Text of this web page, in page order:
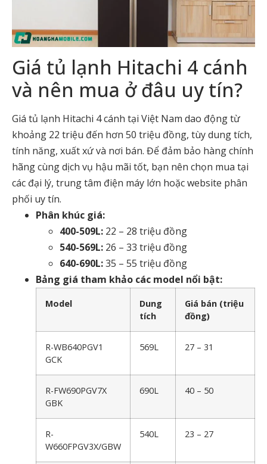
Giá tủ lạnh Hitachi 4 cánh
và nên mua ở đâu uy tín?
Giá tủ lạnh Hitachi 4 cánh tại Việt Nam dao động từ
khoảng 22 triệu đến hơn 50 triệu đồng, tùy dung tích,
tính năng, xuất xứ và nơi bán. Để đảm bảo hàng chính
hãng cùng dịch vụ hậu mãi tốt, bạn nên chọn mua tại
các đại lý, trung tâm điện máy lớn hoặc website phân
phối uy tín.
Phân khúc giá:
400-509L: 22 – 28 triệu đồng
540-569L: 26 – 33 triệu đồng
640-690L:35 – 55 triệu đồng
Bảng giá tham khảo các model nổi bật:
Model
Dung
tích
Giá bán (triệu
đồng)
R-WB640PGV1
GCK
569L 27 – 31
R-FW690PGV7X
GBK
690L 40 – 50
R-
W660FPGV3X/GBW
540L 23 – 27